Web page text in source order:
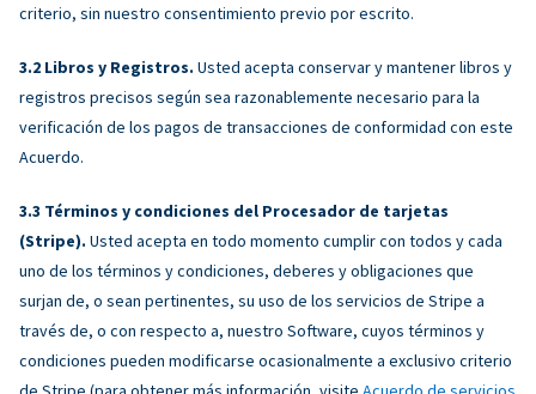
criterio, sin nuestro consentimiento previo por escrito.
Libros y Registros. Usted acepta conservar y mantener libros y
registros precisos según sea razonablemente necesario para la
verificación de los pagos de transacciones de conformidad con este
Acuerdo.
Términos y condiciones del Procesador de tarjetas
(Stripe). Usted acepta en todo momento cumplir con todos y cada
uno de los términos y condiciones, deberes y obligaciones que
surjan de, o sean pertinentes, su uso de los servicios de Stripe a
través de, o con respecto a, nuestro Software, cuyos términos y
condiciones pueden modificarse ocasionalmente a exclusivo criterio